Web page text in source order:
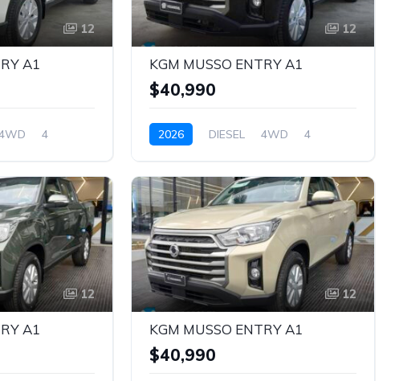
12
A1
4
12
KGM MUSSO ENTRY A1
$40,990
2026 DIESEL 4WD
4
12
A1
12
KGM MUSSO ENTRY A1
$40,990